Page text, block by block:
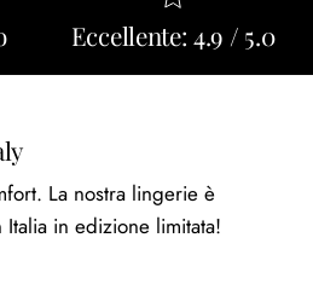
Eccellente: 4.9 / 5.0
La nostra lingerie è
in edizione limitata!